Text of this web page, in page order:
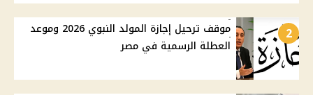
2
موقف ترحيل إجازة المولد النبوي 2026 وموعد
العطلة الرسمية في مصر